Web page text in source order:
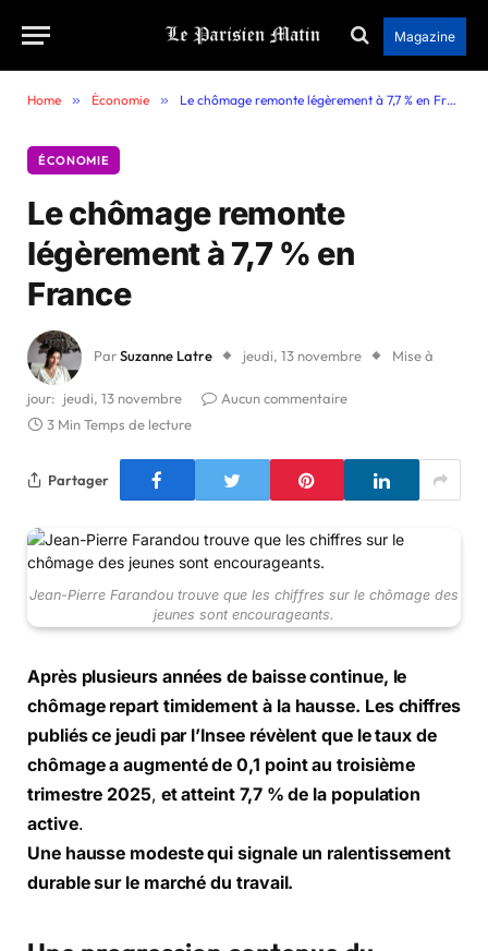
Magazine
Home » Économie » Le chômage remonte légèrement à 7,7 % en France
ÉCONOMIE
Le chômage remonte
légèrement à 7,7 % en
France
ParSuzanne Latre jeudi, 13 novembre Mise à
jour: jeudi, 13 novembre
Aucun commentaire
3 Min Temps de lecture
Partager
Jean-Pierre Farandou trouve que les chiffres sur le chômage des
jeunes sont encourageants.
Après plusieurs années de baisse continue, le
chômage repart timidement à la hausse. Les chiffres
publiés ce jeudi par l’Insee révèlent que le taux de
chômage a augmenté de 0,1 point au troisième
trimestre 2025, et atteint 7,7 % de la population
active.
Une hausse modeste qui signale un ralentissement
durable sur le marché du travail.